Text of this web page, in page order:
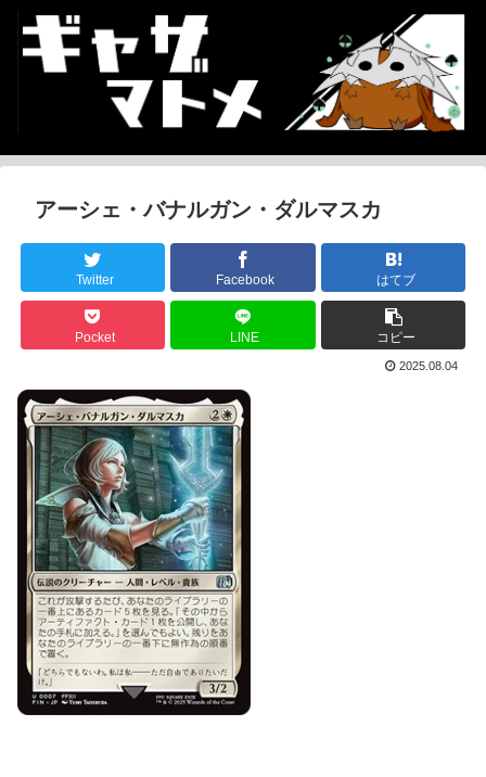
アーシェ・バナルガン・ダルマスカ
Twitter Facebook はてブ
Pocket LINE コピー
2025.08.04